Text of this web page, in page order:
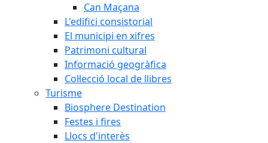
Can Maçana
L'edifici consistorial
El municipi en xifres
Patrimoni cultural
Informació geogràfica
Col·lecció local de llibres
Turisme
Biosphere Destination
Festes i fires
Llocs d'interès